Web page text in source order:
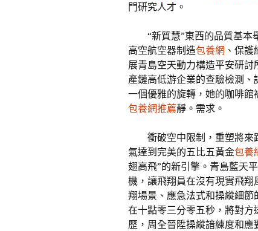
門研究人才。
“新質慧”東西的品質基本
高空航空器制造包養網 、保
展青島空天動力構造平安研討
產鏈高低游企業的查驗檢測
一個優雅的旋轉，她的咖啡
包養網推薦靜。需求。
衝破空中限制，重塑將來
氣達到完美的五比五黃金包養
翅高飛”的新引擎。青島藍天
機，讓飛翔員在沒有現實飛翔
翔場景、應急法式和操縱細
在十點零三分零五秒，將對
歷，周全晉陞操縱諳練度和應